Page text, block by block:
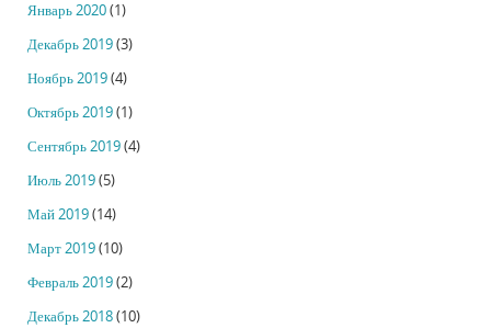
Январь 2020(1)
Декабрь 2019(3)
Ноябрь 2019(4)
Октябрь 2019(1)
Сентябрь 2019(4)
Июль 2019(5)
Май 2019(14)
Март 2019(10)
Февраль 2019(2)
Декабрь 2018(10)